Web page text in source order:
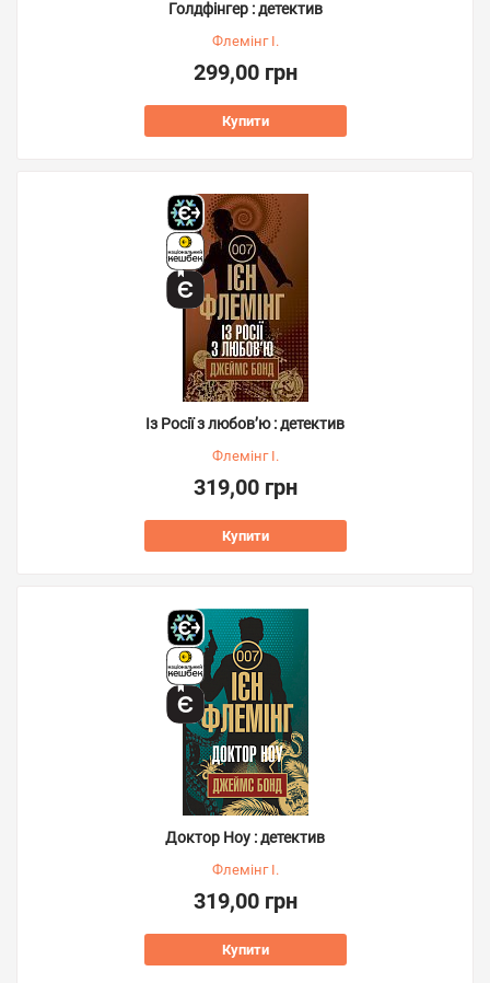
Голдфінгер : детектив
Флемінг І.
299,00 грн
Купити
Із Росії з любов’ю : детектив
Флемінг І.
319,00 грн
Купити
Доктор Ноу : детектив
Флемінг І.
319,00 грн
Купити